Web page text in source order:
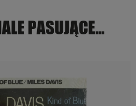
PASUJĄCE...